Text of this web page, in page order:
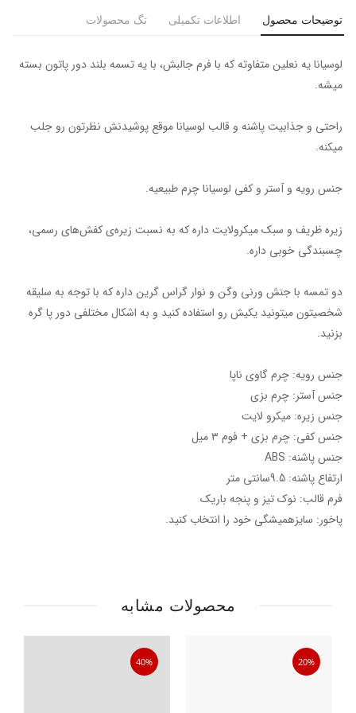
توضیحات محصول اطلاعات تکمیلی تگ محصولات
لوسیانا یه نعلین متفاوته که با فرم جالبش، با یه تسمه بلند دور پاتون بسته
میشه.
راحتی و جذابیت پاشنه و قالب لوسیانا موقع پوشیدنش نظرتون رو جلب
میکنه.
جنس رویه و آستر و کفی لوسیانا چرم طبیعیه.
زیره ظریف و سبک میکرولایت داره که به نسبت زیره‌ی کفش‌های رسمی،
چسبندگی خوبی داره.
دو تمسه با جنش ورنی وگن و نوار گراس گرین داره که با توجه به سلیقه
شخصیتون میتونید یکیش رو استفاده کنید و به اشکال مختلفی دور پا گره
بزنید.
جنس رویه: چرم گاوی ناپا
جنس آستر: چرم بزی
جنس زیره: میکرو لایت
جنس کفی: چرم بزی + فوم ۳ میل
جنس پاشنه: ABS
ارتفاع پاشنه: 9.5سانتی متر
فرم قالب: نوک تیز و پنجه باریک
پاخور: سایزهمیشگی خود را انتخاب کنید.
محصولات مشابه
20%
40%